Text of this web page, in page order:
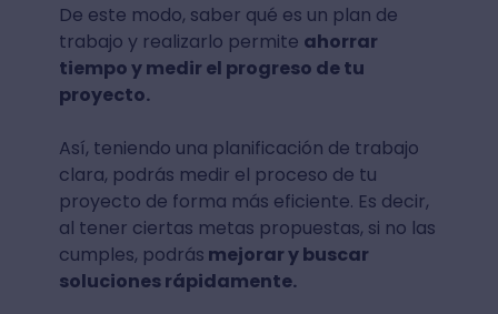
De este modo, saber qué es un plan de
trabajo y realizarlo permite ahorrar
tiempo y medir el progreso de tu
proyecto.
Así, teniendo una planificación de trabajo
clara, podrás medir el proceso de tu
proyecto de forma más eficiente. Es decir,
al tener ciertas metas propuestas, si no las
cumples, podrás mejorar y buscar
soluciones rápidamente.